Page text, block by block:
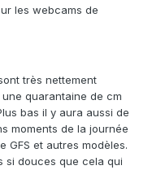
les webcams de
très nettement
quarantaine de cm
bas il y aura aussi de
moments de la journée
GFS et autres modèles.
si douces que cela qui